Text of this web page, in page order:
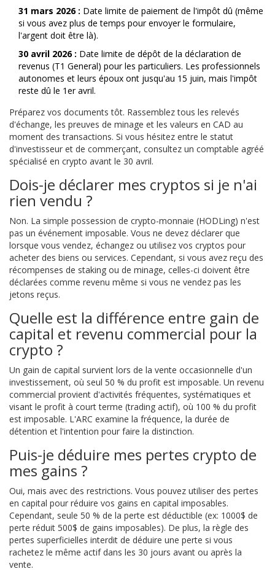
31 mars 2026 : Date limite de paiement de l'impôt dû (même
si vous avez plus de temps pour envoyer le formulaire,
l'argent doit être là).
30 avril 2026 : Date limite de dépôt de la déclaration de
revenus (T1 General) pour les particuliers. Les professionnels
autonomes et leurs époux ont jusqu'au 15 juin, mais l'impôt
reste dû le 1er avril.
Préparez vos documents tôt. Rassemblez tous les relevés
d'échange, les preuves de minage et les valeurs en CAD au
moment des transactions. Si vous hésitez entre le statut
d'investisseur et de commerçant, consultez un comptable agréé
spécialisé en crypto avant le 30 avril.
Dois-je déclarer mes cryptos si je n'ai
rien vendu ?
Non. La simple possession de crypto-monnaie (HODLing) n'est
pas un événement imposable. Vous ne devez déclarer que
lorsque vous vendez, échangez ou utilisez vos cryptos pour
acheter des biens ou services. Cependant, si vous avez reçu des
récompenses de staking ou de minage, celles-ci doivent être
déclarées comme revenu même si vous ne vendez pas les
jetons reçus.
Quelle est la différence entre gain de
capital et revenu commercial pour la
crypto ?
Un gain de capital survient lors de la vente occasionnelle d'un
investissement, où seul 50 % du profit est imposable. Un revenu
commercial provient d'activités fréquentes, systématiques et
visant le profit à court terme (trading actif), où 100 % du profit
est imposable. L'ARC examine la fréquence, la durée de
détention et l'intention pour faire la distinction.
Puis-je déduire mes pertes crypto de
mes gains ?
Oui, mais avec des restrictions. Vous pouvez utiliser des pertes
en capital pour réduire vos gains en capital imposables.
Cependant, seule 50 % de la perte est déductible (ex: 1000$ de
perte réduit 500$ de gains imposables). De plus, la règle des
pertes superficielles interdit de déduire une perte si vous
rachetez le même actif dans les 30 jours avant ou après la
vente.